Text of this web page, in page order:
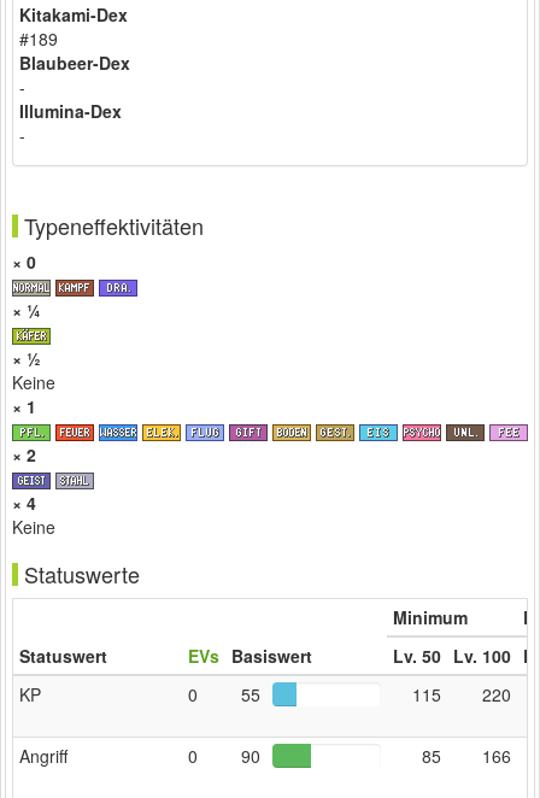
Kitakami-Dex
#189
Blaubeer-Dex
-
Illumina-Dex
-
Typeneffektivitäten
× 0
× ¼
× ½
Keine
× 1
× 2
× 4
Keine
Statuswerte
Statuswert EVs Basiswert
Minimum
Lv. 50 Lv. 100
KP
0 55 115 220
Angriff 0 90 85 166